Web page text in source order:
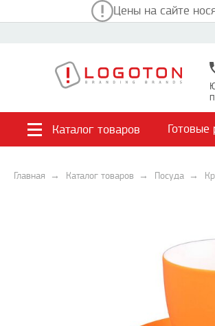
Цены на сайте
Каталог товаров Готовые
Главная Каталог товаров Посуда